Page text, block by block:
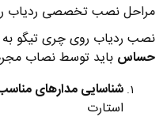
مراحل نصب تخصصی ردیاب
نصب ردیاب روی چری تیگو به
حساس باید توسط نصاب
شناسایی مدارهای
استارت